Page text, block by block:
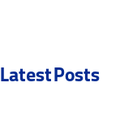
Latest Posts